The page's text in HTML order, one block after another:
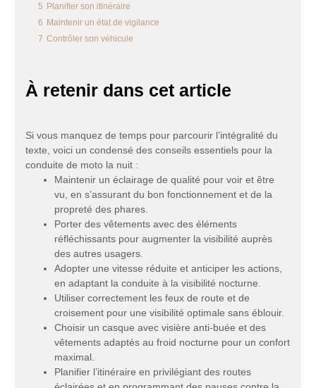
5 Planifier son itinéraire
6 Maintenir un état de vigilance
7 Contrôler son véhicule
À retenir dans cet article
Si vous manquez de temps pour parcourir l’intégralité du
texte, voici un condensé des conseils essentiels pour la
conduite de moto la nuit :
Maintenir un éclairage de qualité pour voir et être
vu, en s’assurant du bon fonctionnement et de la
propreté des phares.
Porter des vêtements avec des éléments
réfléchissants pour augmenter la visibilité auprès
des autres usagers.
Adopter une vitesse réduite et anticiper les actions,
en adaptant la conduite à la visibilité nocturne.
Utiliser correctement les feux de route et de
croisement pour une visibilité optimale sans éblouir.
Choisir un casque avec visière anti-buée et des
vêtements adaptés au froid nocturne pour un confort
maximal.
Planifier l’itinéraire en privilégiant des routes